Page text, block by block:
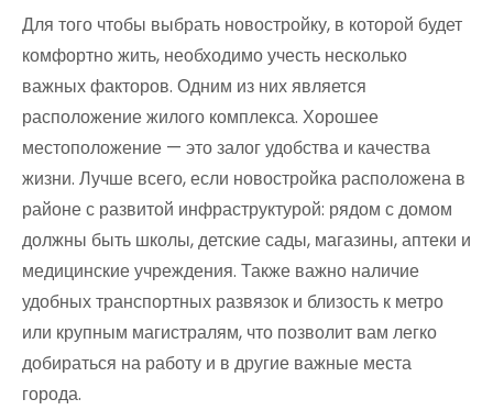
Для того чтобы выбрать новостройку, в которой будет
комфортно жить, необходимо учесть несколько
важных факторов. Одним из них является
расположение жилого комплекса. Хорошее
местоположение — это залог удобства и качества
жизни. Лучше всего, если новостройка расположена в
районе с развитой инфраструктурой: рядом с домом
должны быть школы, детские сады, магазины, аптеки и
медицинские учреждения. Также важно наличие
удобных транспортных развязок и близость к метро
или крупным магистралям, что позволит вам легко
добираться на работу и в другие важные места
города.